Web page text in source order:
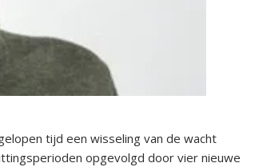
tijd een wisseling van de wacht
opgevolgd door vier nieuwe